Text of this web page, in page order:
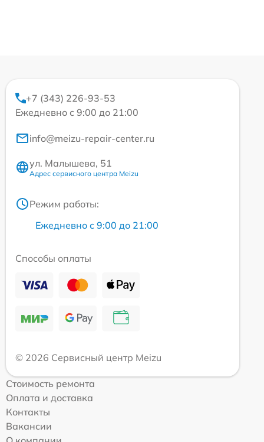
+7 (343) 226-93-53
Ежедневно с 9:00 до 21:00
info@meizu-repair-center.ru
ул. Малышева, 51
Адрес сервисного центра Meizu
Режим работы:
Ежедневно с 9:00 до 21:00
Способы оплаты
© 2026 Сервисный центр Meizu
Стоимость ремонта
Оплата и доставка
Контакты
Вакансии